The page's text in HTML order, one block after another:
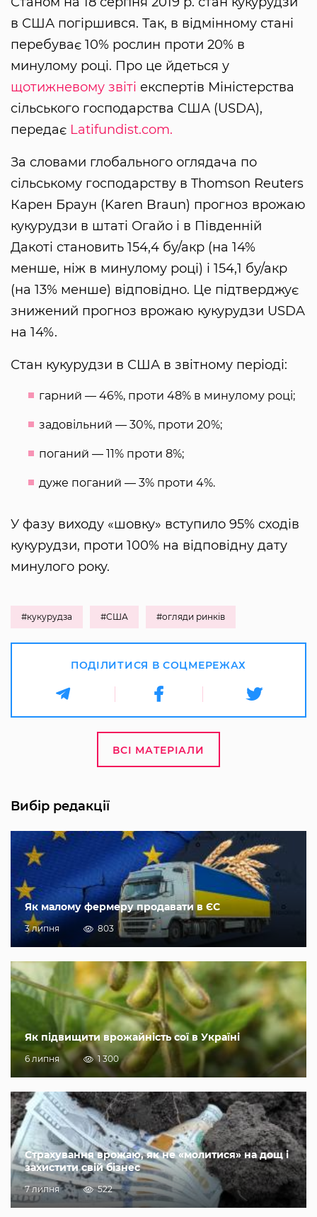
в США погіршився. Так, в відмінному стані
перебуває 10% рослин проти 20% в
минулому році. Про це йдеться у
щотижневому звіті експертів Міністерства
сільського господарства США (USDA),
передає Latifundist.com.
За словами глобального оглядача по
сільському господарству в Thomson Reuters
Карен Браун (Karen Braun) прогноз врожаю
кукурудзи в штаті Огайо і в Південній
Дакоті становить 154,4 бу/акр (на 14%
менше, ніж в минулому році) і 154,1 бу/акр
(на 13% менше) відповідно. Це підтверджує
знижений прогноз врожаю кукурудзи USDA
на 14%.
Стан кукурудзи в США в звітному періоді:
гарний — 46%, проти 48% в минулому році;
задовільний — 30%, проти 20%;
поганий — 11% проти 8%;
дуже поганий — 3% проти 4%.
У фазу виходу «шовку» вступило 95% сходів
кукурудзи, проти 100% на відповідну дату
минулого року.
#кукурудза #США #огляди ринків
ПОДІЛИТИСЯ В СОЦМЕРЕЖАХ
ВСІ МАТЕРІАЛИ
Вибір редакції
Як малому фермеру продавати в ЄС
3 липня 803
Як підвищити врожайність сої в Україні
6 липня 1 300
Страхування врожаю, як не «молитися» на дощ і
захистити свій бізнес
7 липня 522